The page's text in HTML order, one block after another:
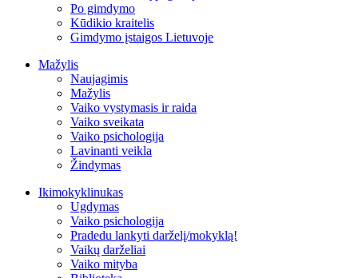
Po gimdymo
Kūdikio kraitelis
Gimdymo įstaigos Lietuvoje
Mažylis
Naujagimis
Mažylis
Vaiko vystymasis ir raida
Vaiko sveikata
Vaiko psichologija
Lavinanti veikla
Žindymas
Ikimokyklinukas
Ugdymas
Vaiko psichologija
Pradedu lankyti darželį/mokyklą!
Vaikų darželiai
Vaiko mityba